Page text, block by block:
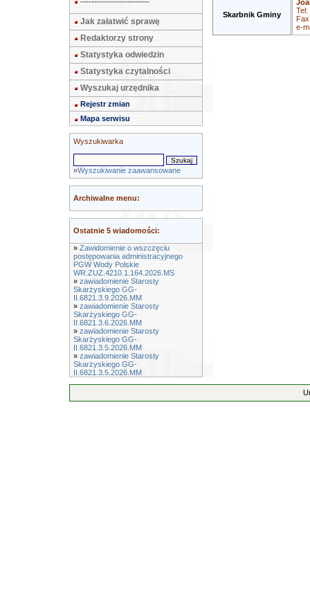
Jak załatwić sprawę
Redaktorzy strony
Statystyka odwiedzin
Statystyka czytalności
Wyszukaj urzędnika
Rejestr zmian
Mapa serwisu
Wyszukiwarka
»Wyszukiwanie zaawansowane
Archiwalne menu:
Ostatnie 5 wiadomości:
» Zawidomienie o wszczęciu
postępowania administracyjnego
PGW Wody Polskie
WR.ZUZ.4210.1.164.2026.MS
» zawiadomienie Starosty
Skarżyskiego GG-
II.6821.3.9.2026.MM
» zawiadomienie Starosty
Skarżyskiego GG-
II.6821.3.6.2026.MM
» zawiadomienie Starosty
Skarżyskiego GG-
II.6821.3.5.2026.MM
» zawiadomienie Starosty
Skarżyskiego GG-
II.6821.3.5.2026.MM
Skarbnik Gminy
Tel:
e-